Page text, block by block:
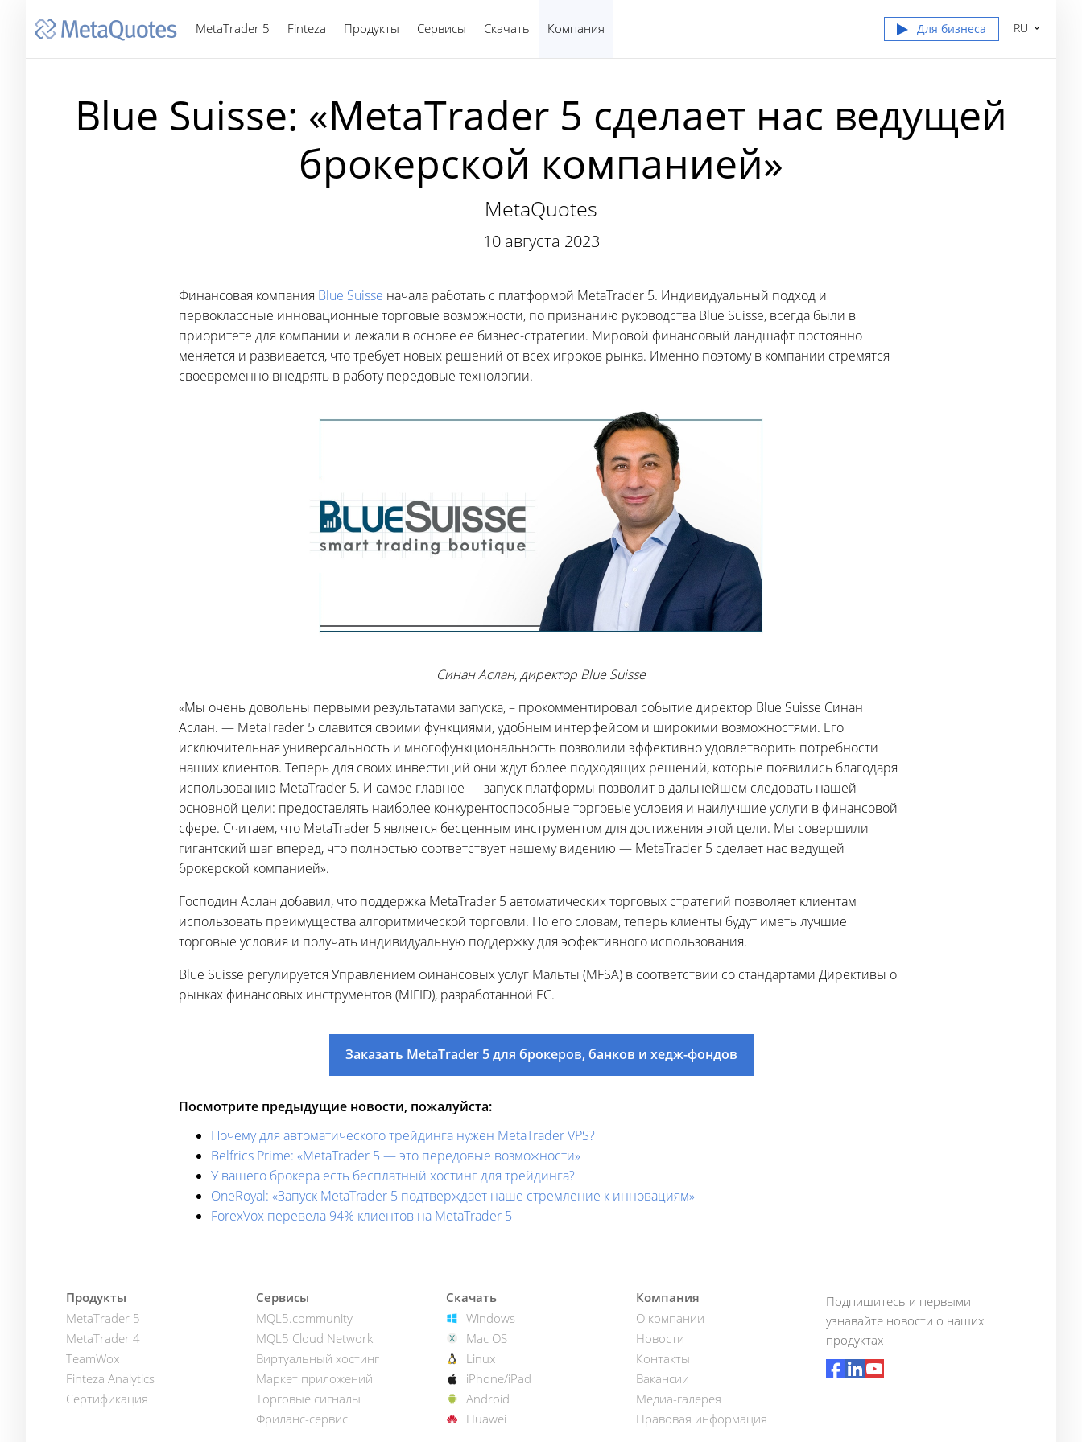
MetaTrader 5 Finteza Продукты Сервисы Скачать Компания Для бизнеса RU
Blue Suisse: «MetaTrader 5 сделает нас ведущей
брокерской компанией»
MetaQuotes
10 августа 2023
Финансовая компания Blue Suisse начала работать с платформой MetaTrader 5. Индивидуальный подход и
первоклассные инновационные торговые возможности, по признанию руководства Blue Suisse, всегда были в
приоритете для компании и лежали в основе ее бизнес-стратегии. Мировой финансовый ландшафт постоянно
меняется и развивается, что требует новых решений от всех игроков рынка. Именно поэтому в компании стремятся
своевременно внедрять в работу передовые технологии.
Синан Аслан, директор Blue Suisse
«Мы очень довольны первыми результатами запуска, – прокомментировал событие директор Blue Suisse Синан
Аслан. — MetaTrader 5 славится своими функциями, удобным интерфейсом и широкими возможностями. Его
исключительная универсальность и многофункциональность позволили эффективно удовлетворить потребности
наших клиентов. Теперь для своих инвестиций они ждут более подходящих решений, которые появились благодаря
использованию MetaTrader 5. И самое главное — запуск платформы позволит в дальнейшем следовать нашей
основной цели: предоставлять наиболее конкурентоспособные торговые условия и наилучшие услуги в финансовой
сфере. Считаем, что MetaTrader 5 является бесценным инструментом для достижения этой цели. Мы совершили
гигантский шаг вперед, что полностью соответствует нашему видению — MetaTrader 5 сделает нас ведущей
брокерской компанией».
Господин Аслан добавил, что поддержка MetaTrader 5 автоматических торговых стратегий позволяет клиентам
использовать преимущества алгоритмической торговли. По его словам, теперь клиенты будут иметь лучшие
торговые условия и получать индивидуальную поддержку для эффективного использования.
Blue Suisse регулируется Управлением финансовых услуг Мальты (MFSA) в соответствии со стандартами Директивы о
рынках финансовых инструментов (MIFID), разработанной ЕС.
Заказать MetaTrader 5 для брокеров, банков и хедж-фондов
Посмотрите предыдущие новости, пожалуйста:
Почему для автоматического трейдинга нужен MetaTrader VPS?
Belfrics Prime: «MetaTrader 5 — это передовые возможности»
У вашего брокера есть бесплатный хостинг для трейдинга?
OneRoyal: «Запуск MetaTrader 5 подтверждает наше стремление к инновациям»
ForexVox перевела 94% клиентов на MetaTrader 5
Продукты
MetaTrader 5
MetaTrader 4
TeamWox
Finteza Analytics
Сертификация
Сервисы
MQL5.community
MQL5 Cloud Network
Виртуальный хостинг
Маркет приложений
Торговые сигналы
Фриланс-сервис
Скачать
Windows
Mac OS
Linux
iPhone/iPad
Android
Huawei
Компания
О компании
Новости
Контакты
Вакансии
Медиа-галерея
Правовая информация
Подпишитесь и первыми
узнавайте новости о наших
продуктах